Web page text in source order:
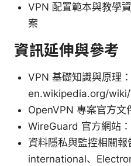
VPN 配置範本與教學
案
資訊延伸與參考
VPN 基礎知識與原理：
en.wikipedia.org/
OpenVPN 專案官方
WireGuard 官方網站：
資料隱私與監控相關
international、